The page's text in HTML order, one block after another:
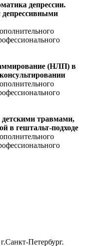
депрессии.
депрессивными
(НЛП) в
детскими травмами,
в гештальт-подходе